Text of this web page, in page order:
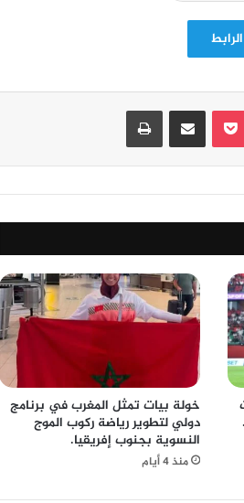
مشاركة عبر البريد
خولة بيات تمثل المغرب في برنامج
دولي لتطوير رياضة ركوب الموج
النسوية بجنوب إفريقيا.
منذ 4 أيام